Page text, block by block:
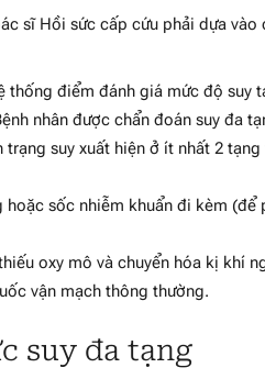
sĩ Hồi sức cấp cứu phải dựa vào
thống điểm đánh giá mức độ suy
nhân được chẩn đoán suy đa
suy xuất hiện ở ít nhất 2
sốc nhiễm khuẩn đi kèm (để
oxy mô và chuyển hóa kị khí
vận mạch thông thường.
suy đa tạng